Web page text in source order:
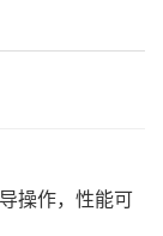
操作，性能可